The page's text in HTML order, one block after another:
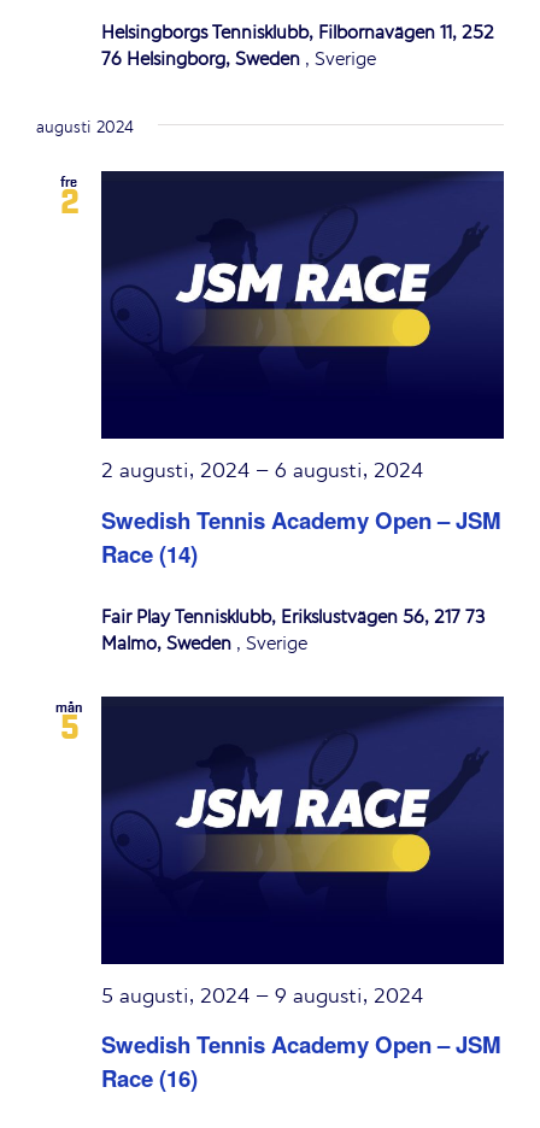
Helsingborgs Tennisklubb, Filbornavägen 11, 252
76 Helsingborg, Sweden , Sverige
augusti 2024
fre
2
Swedish Tennis Academy Open – JSM
Race (14)
2 augusti, 2024 – 6 augusti, 2024
Fair Play Tennisklubb, Erikslustvägen 56, 217 73
Malmö, Sweden , Sverige
mån
5
Swedish Tennis Academy Open – JSM
Race (16)
5 augusti, 2024 – 9 augusti, 2024